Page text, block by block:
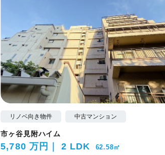
リノベ向き物件 中古マンション
市ヶ谷見附ハイム
5,780 万円 2 LDK 62.58㎡